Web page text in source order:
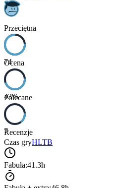
Przeciętna
74
Ocena
43%
Polecane
7
Recenzje
Czas gryHLTB
Fabuła:41.3h